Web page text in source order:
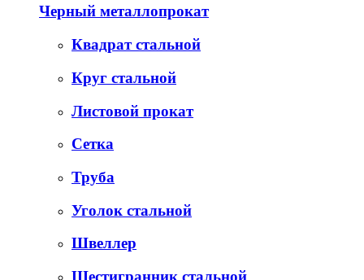
Черный металлопрокат
Квадрат стальной
Круг стальной
Листовой прокат
Сетка
Труба
Уголок стальной
Швеллер
Шестигранник стальной